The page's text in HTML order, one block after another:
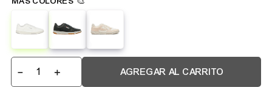
＋
－ AGREGAR AL CARRITO